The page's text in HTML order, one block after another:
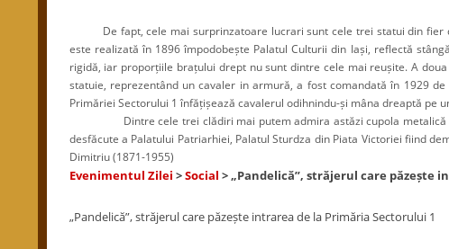
De fapt, cele mai surprinzatoare lucrari sunt cele trei statui din fier
este realizată în 1896 împodobește Palatul Culturii din Iași, reflectă
rigidă, iar proporțiile brațului drept nu sunt dintre cele mai reușite. A
statuie, reprezentând un cavaler in armură, a fost comandată în 1929
Primăriei Sectorului 1 înfățișează cavalerul odihnindu-și mâna dreaptă pe
Dintre cele trei clădiri mai putem admira astăzi cupola metalică a
desfăcute a Palatului Patriarhiei, Palatul Sturdza din Piata Victoriei fiind
Dimitriu (1871-1955)
Evenimentul Zilei >Social > „Pandelică”, străjerul care păzește
„Pandelică”, străjerul care păzește intrarea de la Primăria Sectorului 1